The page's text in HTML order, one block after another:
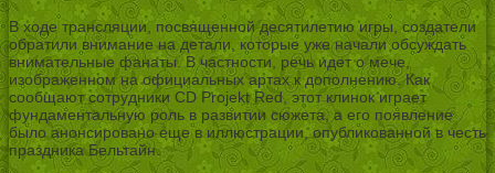
В ходе трансляции, посвященной десятилетию игры, создатели
обратили внимание на детали, которые уже начали обсуждать
внимательные фанаты. В частности, речь идет о мече,
изображенном на официальных артах к дополнению. Как
сообщают сотрудники CD Projekt Red, этот клинок играет
фундаментальную роль в развитии сюжета, а его появление
было анонсировано еще в иллюстрации, опубликованной в честь
праздника Бельтайн.